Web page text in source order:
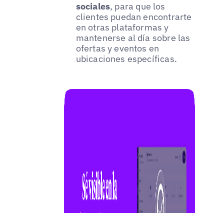
sociales, para que los
clientes puedan encontrarte
en otras plataformas y
mantenerse al día sobre las
ofertas y eventos en
ubicaciones específicas.